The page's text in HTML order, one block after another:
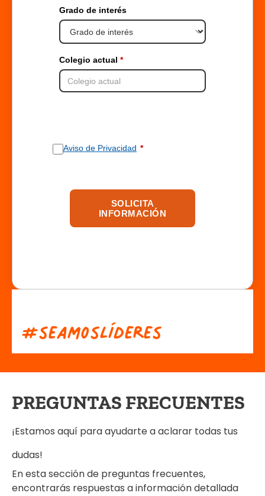
#seamosLíderes
Grado de interés
Colegio actual
Aviso de Privacidad
SOLICITA
INFORMACIÓN
PREGUNTAS FRECUENTES
¡Estamos aquí para ayudarte a aclarar todas tus
dudas!
En esta sección de preguntas frecuentes,
encontrarás respuestas a información detallada